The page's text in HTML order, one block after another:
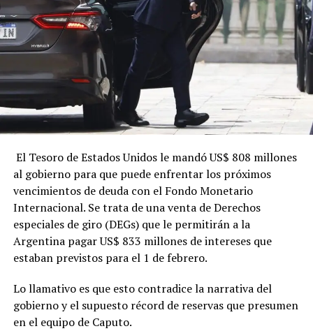
El Tesoro de Estados Unidos le mandó US$ 808 millones
al gobierno para que puede enfrentar los próximos
vencimientos de deuda con el Fondo Monetario
Internacional. Se trata de una venta de Derechos
especiales de giro (DEGs) que le permitirán a la
Argentina pagar US$ 833 millones de intereses que
estaban previstos para el 1 de febrero.
Lo llamativo es que esto contradice la narrativa del
gobierno y el supuesto récord de reservas que presumen
en el equipo de Caputo.